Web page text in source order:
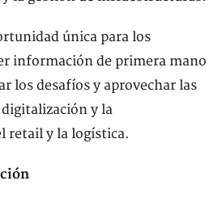
única para los
información de primera mano
los desafíos y aprovechar las
y la
retail y la logística.